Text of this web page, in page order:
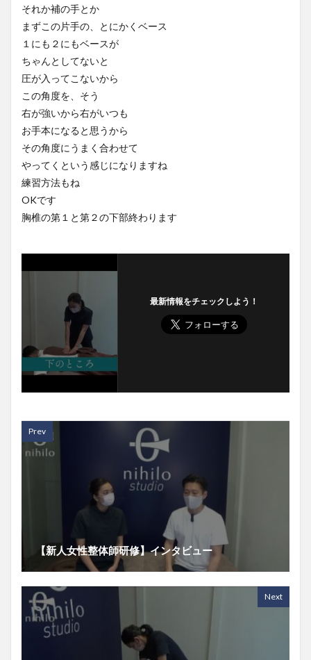
それか補の手とか
まずこの片手の、とにかくベース
１にも２にもベースが
ちゃんとしてないと
圧が入ってこないから
この角度を、そう
右が強いから右がいつも
お手本になると思うから
その角度にうまく合わせて
やってくという感じになりますね
練習方法もね
OKです
胸椎の第１と第２の下部終わります
最新情報をチェックしよう！
Prev
【新人女性整体師研修】インタビュー
Next